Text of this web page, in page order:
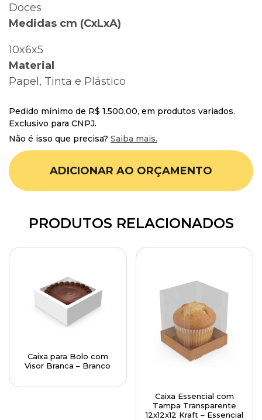
Doces
Medidas cm (CxLxA)
10x6x5
Material
Papel, Tinta e Plástico
Pedido mínimo de R$ 1.500,00, em produtos variados.
Exclusivo para CNPJ.
Não é isso que precisa? Saiba mais.
ADICIONAR AO ORÇAMENTO
PRODUTOS RELACIONADOS
Caixa para Bolo com
Visor Branca – Branco
Caixa Essencial com
Tampa Transparente
12x12x12 Kraft – Essencial